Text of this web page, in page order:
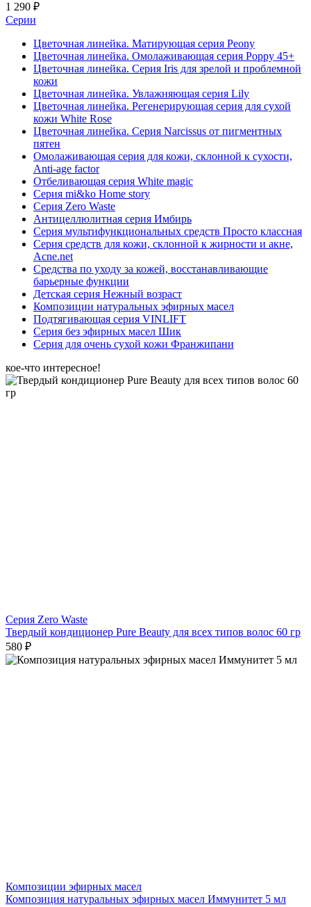
1 290 ₽
Серии
Цветочная линейка. Матирующая серия Peony
Цветочная линейка. Омолаживающая серия Poppy 45+
Цветочная линейка. Серия Iris для зрелой и проблемной
кожи
Цветочная линейка. Увлажняющая серия Lily
Цветочная линейка. Регенерирующая серия для сухой
кожи White Rose
Цветочная линейка. Серия Narcissus от пигментных
пятен
Омолаживающая серия для кожи, склонной к сухости,
Anti-age factor
Отбеливающая серия White magic
Серия mi&ko Home story
Серия Zero Waste
Антицеллюлитная серия Имбирь
Серия мультифункциональных средств Просто классная
Серия средств для кожи, склонной к жирности и акне,
Acne.net
Средства по уходу за кожей, восстанавливающие
барьерные функции
Детская серия Нежный возраст
Композиции натуральных эфирных масел
Подтягивающая серия VINLIFT
Серия без эфирных масел Шик
Серия для очень сухой кожи Франжипани
кое-что интересное!
Серия Zero Waste
Твердый кондиционер Pure Beauty для всех типов волос 60 гр
580 ₽
Композиции эфирных масел
Композиция натуральных эфирных масел Иммунитет 5 мл